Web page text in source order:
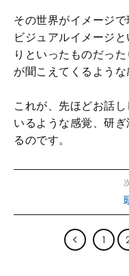
その世界がイメージ
ビジュアルイメージ
りといったものだっ
が聞こえてくるような
これが、先ほどお話
いるような感覚、研
るのです。
1